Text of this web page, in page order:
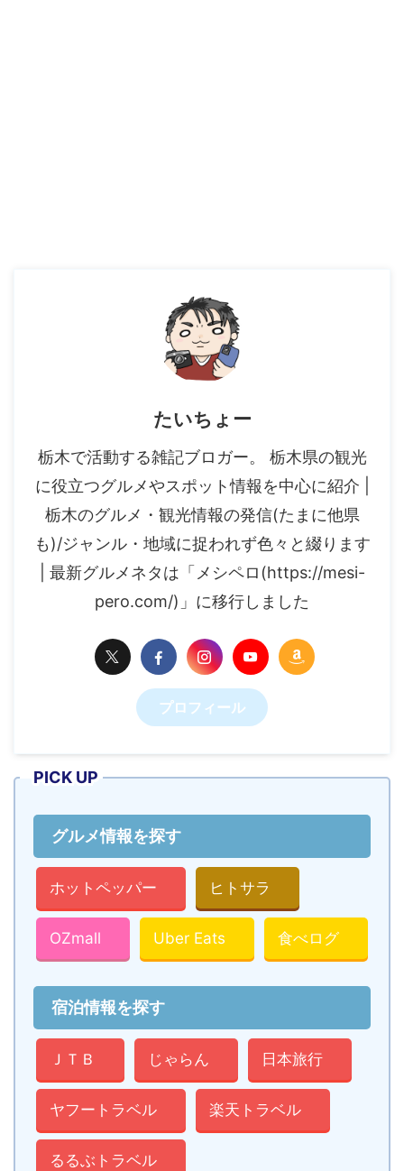
たいちょー
栃木で活動する雑記ブロガー。 栃木県の観光
に役立つグルメやスポット情報を中心に紹介 |
栃木のグルメ・観光情報の発信(たまに他県
も)/ジャンル・地域に捉われず色々と綴ります
| 最新グルメネタは「メシペロ(https://mesi-
pero.com/)」に移行しました
プロフィール
PICK UP
グルメ情報を探す
ホットペッパー ヒトサラ
OZmall Uber Eats 食べログ
宿泊情報を探す
ＪＴＢ じゃらん 日本旅行
ヤフートラベル 楽天トラベル
るるぶトラベル